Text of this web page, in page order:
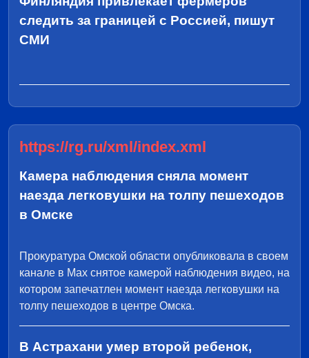
следить за границей с Россией, пишут
СМИ
https://rg.ru/xml/index.xml
Камера наблюдения сняла момент
наезда легковушки на толпу пешеходов
в Омске
Прокуратура Омской области опубликовала в своем
канале в Max снятое камерой наблюдения видео, на
котором запечатлен момент наезда легковушки на
толпу пешеходов в центре Омска.
В Астрахани умер второй ребенок,